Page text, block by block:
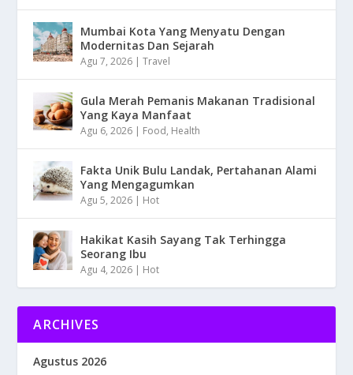
Mumbai Kota Yang Menyatu Dengan
Modernitas Dan Sejarah
Agu 7, 2026 |Travel
Gula Merah Pemanis Makanan Tradisional
Yang Kaya Manfaat
Agu 6, 2026 | Food, Health
Fakta Unik Bulu Landak, Pertahanan Alami
Yang Mengagumkan
Agu 5, 2026 | Hot
Hakikat Kasih Sayang Tak Terhingga
Seorang Ibu
Agu 4, 2026 | Hot
ARCHIVES
Agustus 2026